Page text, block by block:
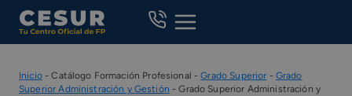
Skip
content
Inicio-Catálogo Formación Profesional -Grado Superior - Grado
Superior Administración y Gestión -Grado Superior Administración y